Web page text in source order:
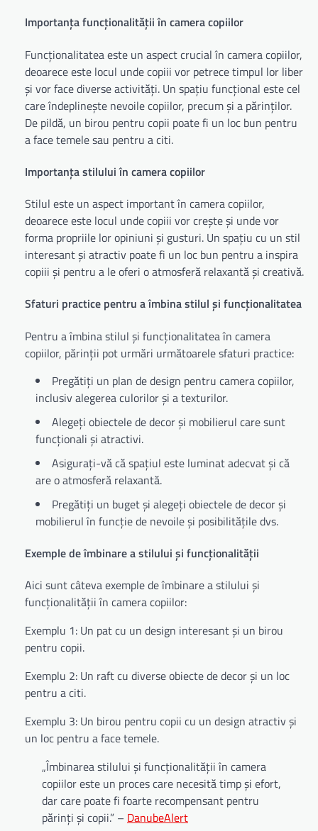
Importanța funcționalității în camera copiilor
Funcționalitatea este un aspect crucial în camera copiilor,
deoarece este locul unde copiii vor petrece timpul lor liber
și vor face diverse activități. Un spațiu funcțional este cel
care îndeplinește nevoile copiilor, precum și a părinților.
De pildă, un birou pentru copii poate fi un loc bun pentru
a face temele sau pentru a citi.
Importanța stilului în camera copiilor
Stilul este un aspect important în camera copiilor,
deoarece este locul unde copiii vor crește și unde vor
forma propriile lor opiniuni și gusturi. Un spațiu cu un stil
interesant și atractiv poate fi un loc bun pentru a inspira
copiii și pentru a le oferi o atmosferă relaxantă și creativă.
Sfaturi practice pentru a îmbina stilul și funcționalitatea
Pentru a îmbina stilul și funcționalitatea în camera
copiilor, părinții pot urmări următoarele sfaturi practice:
Pregătiți un plan de design pentru camera copiilor,
inclusiv alegerea culorilor și a texturilor.
Alegeți obiectele de decor și mobilierul care sunt
funcționali și atractivi.
Asigurați-vă că spațiul este luminat adecvat și că
are o atmosferă relaxantă.
Pregătiți un buget și alegeți obiectele de decor și
mobilierul în funcție de nevoile și posibilitățile dvs.
Exemple de îmbinare a stilului și funcționalității
Aici sunt câteva exemple de îmbinare a stilului și
funcționalității în camera copiilor:
Exemplu 1: Un pat cu un design interesant și un birou
pentru copii.
Exemplu 2: Un raft cu diverse obiecte de decor și un loc
pentru a citi.
Exemplu 3: Un birou pentru copii cu un design atractiv și
un loc pentru a face temele.
„Îmbinarea stilului și funcționalității în camera
copiilor este un proces care necesită timp și efort,
dar care poate fi foarte recompensant pentru
părinți și copii.” – DanubeAlert